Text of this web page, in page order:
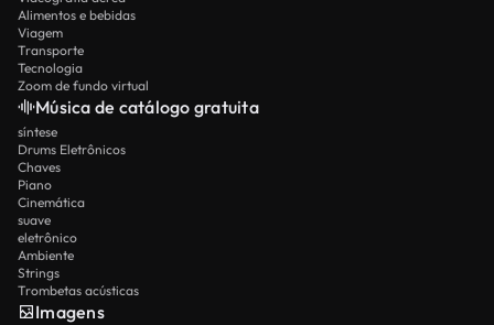
Alimentos e bebidas
Viagem
Transporte
Tecnologia
Zoom de fundo virtual
Música de catálogo gratuita
síntese
Drums Eletrônicos
Chaves
Piano
Cinemática
suave
eletrônico
Ambiente
Strings
Trombetas acústicas
Imagens